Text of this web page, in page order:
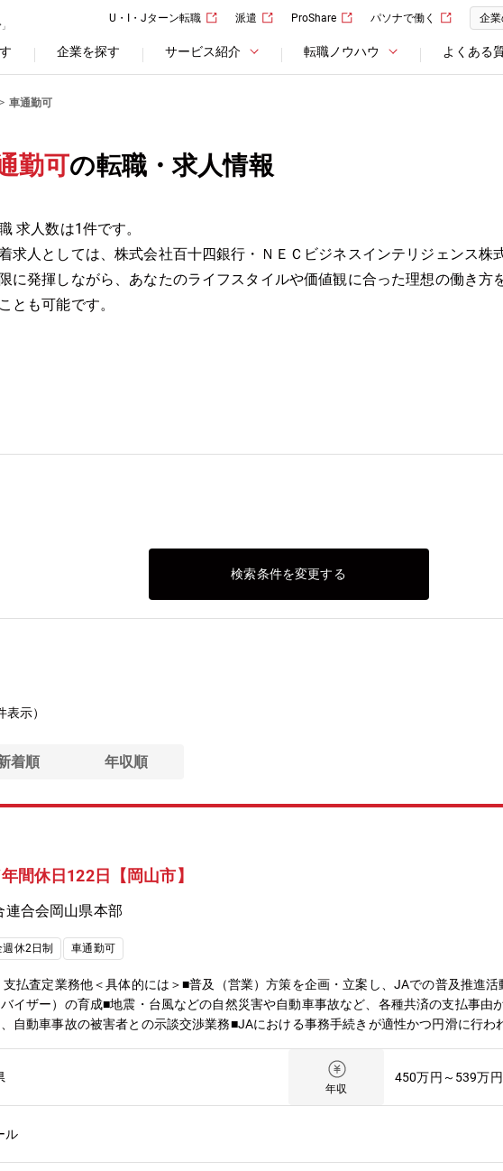
U・I・Jターン転職 派遣 ProShare パソナで働く 企
企業を探す サービス紹介 転職ノウハウ よくある
車通勤可
勤可の転職・求人情報
求人数は1件です。
求人としては、株式会社百十四銀行・ＮＥＣビジネスインテリジェンス株
に発揮しながら、あなたのライフスタイルや価値観に合った理想の働き方
とも可能です。
検索条件を変更する
示）
着順 年収順
間休日122日【岡山市】
連合会岡山県本部
週休2日制 車通勤可
払査定業務他＜具体的には＞■普及（営業）方策を企画・立案し、JAでの普及推進
イザー）の育成■地震・台風などの自然災害や自動車事故など、各種共済の支払事由
自動車事故の被害者との示談交渉業務■JAにおける事務手続きが適性かつ円滑に行わ
の取れた環境です。
年収
450万円～539万円
ル